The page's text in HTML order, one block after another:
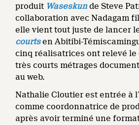
produit Waseskunde Steve
collaboration avec Nadagam
elle vient tout juste de lancer
courtsen Abitibi-
cinq réalisatrices ont relevé le
très courts métrages
au web.
Nathalie Cloutier est entrée à
comme coordonnatrice de
après avoir terminé une